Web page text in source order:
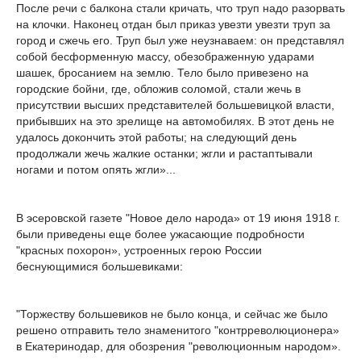
После речи с балкона стали кричать, что труп надо разорвать
на клочки. Наконец отдан был приказ увезти увезти труп за
город и сжечь его. Труп был уже неузнаваем: он представлял
собой бесформенную массу, обезображенную ударами
шашек, бросанием на землю. Тело было привезено на
городские бойни, где, обложив соломой, стали жечь в
присутствии высших представителей большевицкой власти,
прибывших на это зрелище на автомобилях. В этот день не
удалось докончить этой работы; на следующий день
продолжали жечь жалкие останки; жгли и растаптывали
ногами и потом опять жгли»...
В эсеровской газете "Новое дело народа» от 19 июня 1918 г.
были приведены еще более ужасающие подробности
"красных похорон», устроенных герою России
беснующимися большевиками:
"Торжеству большевиков не было конца, и сейчас же было
решено отправить тело знаменитого "контрреволюционера»
в Екатеринодар, для обозрения "революционным народом».